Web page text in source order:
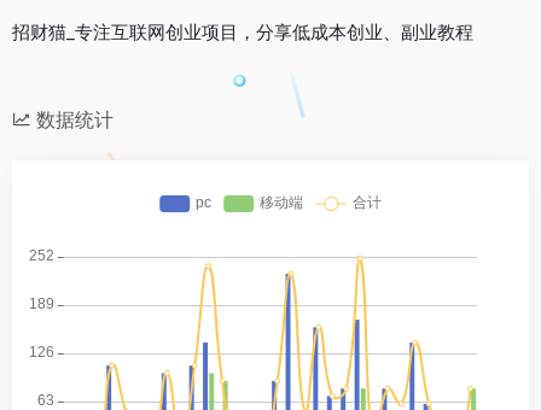
招财猫_专注互联网创业项目，分享低成本创业、副业教程
数据统计